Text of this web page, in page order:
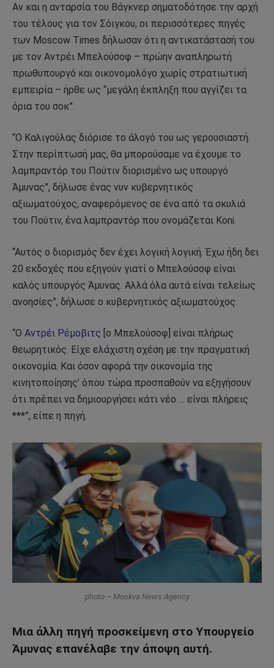
Αν και η ανταρσία του Βάγκνερ σηματοδότησε την αρχή
του τέλους για τον Σόιγκου, οι περισσότερες πηγές
των Moscow Times δήλωσαν ότι η αντικατάστασή του
με τον Αντρέι Μπελούσοφ – πρώην αναπληρωτή
πρωθυπουργό και οικονομολόγο χωρίς στρατιωτική
εμπειρία – ήρθε ως “μεγάλη έκπληξη που αγγίζει τα
όρια του σοκ”.
“Ο Καλιγούλας διόρισε το άλογό του ως γερουσιαστή.
Στην περίπτωσή μας, θα μπορούσαμε να έχουμε το
λαμπραντόρ του Πούτιν διορισμένο ως υπουργό
Άμυνας”, δήλωσε ένας νυν κυβερνητικός
αξιωματούχος, αναφερόμενος σε ένα από τα σκυλιά
του Πούτιν, ένα λαμπραντόρ που ονομάζεται Koni.
“Αυτός ο διορισμός δεν έχει λογική λογική. Έχω ήδη δει
20 εκδοχές που εξηγούν γιατί ο Μπελούσοφ είναι
καλός υπουργός Άμυνας. Αλλά όλα αυτά είναι τελείως
ανοησίες”, δήλωσε ο κυβερνητικός αξιωματούχος.
“Ο Αντρέι Ρέμοβιτς [ο Μπελούσοφ] είναι πλήρως
θεωρητικός. Είχε ελάχιστη σχέση με την πραγματική
οικονομία. Και όσον αφορά την οικονομία της
κινητοποίησης’ όπου τώρα προσπαθούν να εξηγήσουν
ότι πρέπει να δημιουργήσει κάτι νέο … είναι πλήρεις
***”, είπε η πηγή.
photo – Moskva News Agency
Μια άλλη πηγή προσκείμενη στο Υπουργείο
Άμυνας επανέλαβε την άποψη αυτή.